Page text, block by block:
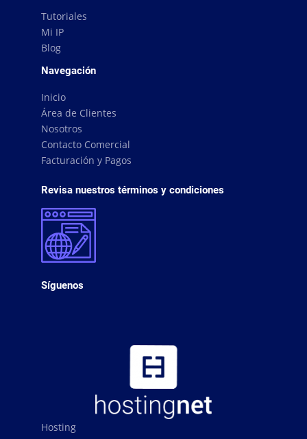
Tutoriales
Mi IP
Blog
Navegación
Inicio
Área de Clientes
Nosotros
Contacto Comercial
Facturación y Pagos
Revisa nuestros términos y condiciones
Síguenos
Hosting